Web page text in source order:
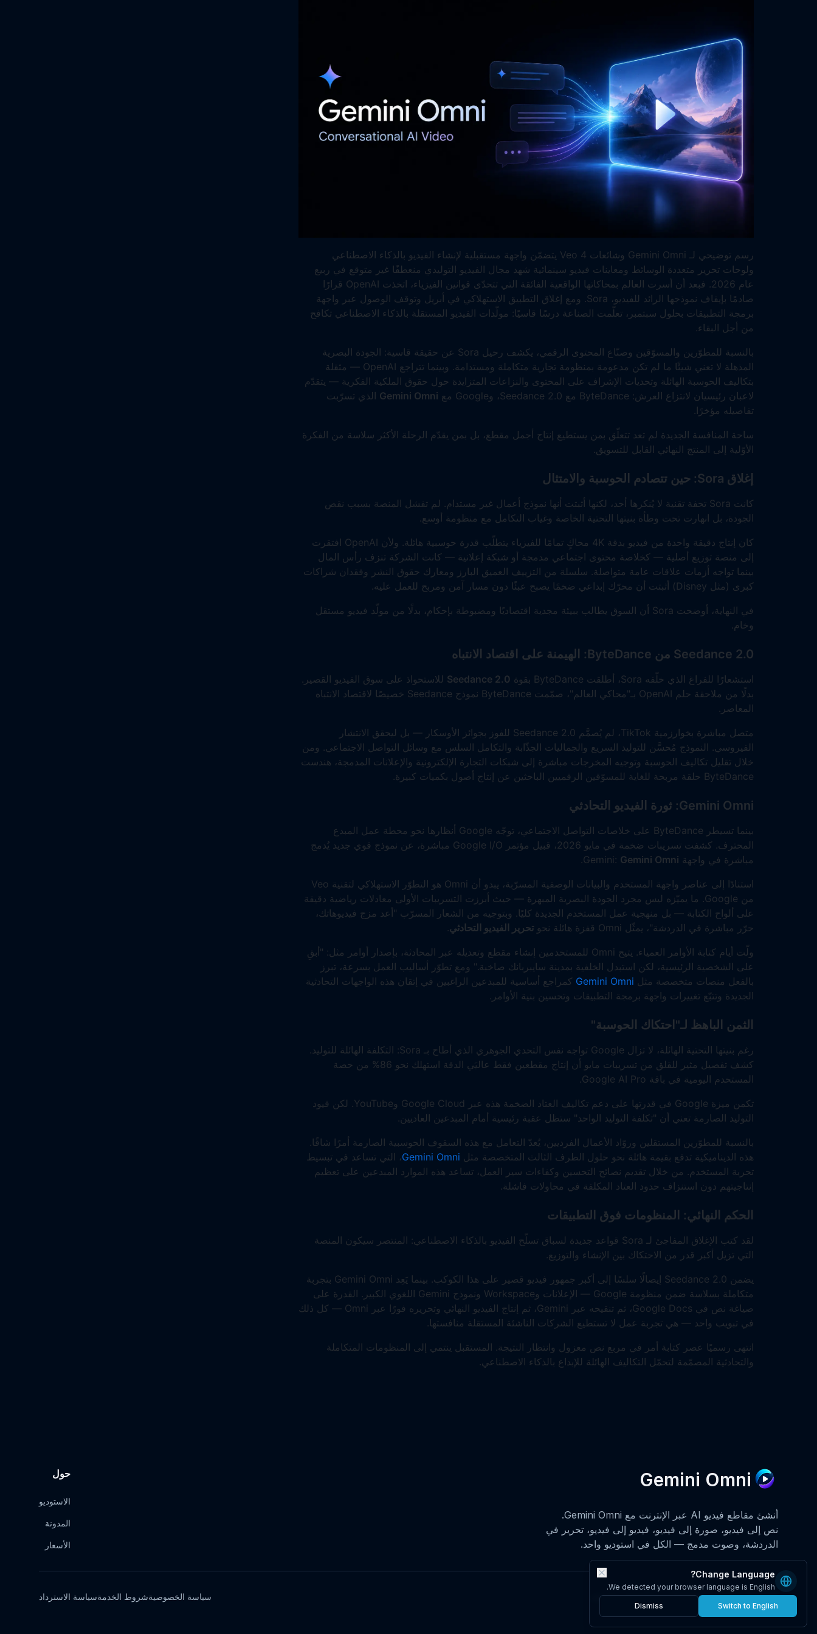
رسم توضيحي لـ Gemini Omni وشائعات Veo 4 يتضمّن واجهة مستقبلية لإنشاء الفيديو بالذكاء الاصطناعي
ولوحات تحرير متعددة الوسائط ومعاينات فيديو سينمائية شهد مجال الفيديو التوليدي منعطفًا غير متوقع في ربيع
عام 2026. فبعد أن أسرت العالم بمحاكاتها الواقعية الفائقة التي تتحدّى قوانين الفيزياء، اتخذت OpenAI قرارًا
صادمًا بإيقاف نموذجها الرائد للفيديو، Sora. ومع إغلاق التطبيق الاستهلاكي في أبريل وتوقف الوصول عبر واجهة
برمجة التطبيقات بحلول سبتمبر، تعلّمت الصناعة درسًا قاسيًا: مولّدات الفيديو المستقلة بالذكاء الاصطناعي تكافح
من أجل البقاء.
بالنسبة للمطوّرين والمسوّقين وصنّاع المحتوى الرقمي، يكشف رحيل Sora عن حقيقة قاسية: الجودة البصرية
المذهلة لا تعني شيئًا ما لم تكن مدعومة بمنظومة تجارية متكاملة ومستدامة. وبينما تتراجع OpenAI — مثقلة
بتكاليف الحوسبة الهائلة وتحديات الإشراف على المحتوى والنزاعات المتزايدة حول حقوق الملكية الفكرية — يتقدّم
لاعبان رئيسيان لانتزاع العرش: ByteDance مع Seedance 2.0، وGoogle مع
Gemini Omni الذي تسرّبت
تفاصيله مؤخرًا.
ساحة المنافسة الجديدة لم تعد تتعلّق بمن يستطيع إنتاج أجمل مقطع، بل بمن يقدّم الرحلة الأكثر سلاسة من الفكرة
الأوّلية إلى المنتج النهائي القابل للتسويق.
إغلاق Sora: حين تتصادم الحوسبة والامتثال
كانت Sora تحفة تقنية لا يُنكرها أحد، لكنها أثبتت أنها نموذج أعمال غير مستدام. لم تفشل المنصة بسبب نقص
الجودة، بل انهارت تحت وطأة بنيتها التحتية الخاصة وغياب التكامل مع منظومة أوسع.
كان إنتاج دقيقة واحدة من فيديو بدقة 4K محاكٍ تمامًا للفيزياء يتطلّب قدرة حوسبية هائلة. ولأن OpenAI افتقرت
إلى منصة توزيع أصلية — كخلاصة محتوى اجتماعي مدمجة أو شبكة إعلانية — كانت الشركة تنزف رأس المال
بينما تواجه أزمات علاقات عامة متواصلة. سلسلة من التزييف العميق البارز ومعارك حقوق النشر وفقدان شراكات
كبرى (مثل Disney) أثبتت أن محرّك إبداعي ضخمًا يصبح عبئًا دون مسار آمن ومربح للعمل عليه.
في النهاية، أوضحت Sora أن السوق يطالب ببيئة مجدية اقتصاديًا ومضبوطة بإحكام، بدلًا من مولّد فيديو مستقل
وخام.
Seedance 2.0 من ByteDance: الهيمنة على اقتصاد الانتباه
استشعارًا للفراغ الذي خلّفه Sora، أطلقت ByteDance بقوة Seedance 2.0 للاستحواذ على سوق الفيديو القصير.
بدلًا من ملاحقة حلم OpenAI بـ"محاكي العالم"، صمّمت ByteDance نموذج Seedance خصيصًا لاقتصاد الانتباه
المعاصر.
متصل مباشرة بخوارزمية TikTok، لم يُصمَّم Seedance 2.0 للفوز بجوائز الأوسكار — بل ليحقق الانتشار
الفيروسي. النموذج مُحسَّن للتوليد السريع والجماليات الجذّابة والتكامل السلس مع وسائل التواصل الاجتماعي. ومن
خلال تقليل تكاليف الحوسبة وتوجيه المخرجات مباشرة إلى شبكات التجارة الإلكترونية والإعلانات المدمجة، هندست
ByteDance حلقة مربحة للغاية للمسوّقين الرقميين الباحثين عن إنتاج أصول بكميات كبيرة.
Gemini Omni: ثورة الفيديو التحادثي
بينما تسيطر ByteDance على خلاصات التواصل الاجتماعي، توجّه Google أنظارها نحو محطة عمل المبدع
المحترف. كشفت تسريبات ضخمة في مايو 2026، قبيل مؤتمر Google I/O مباشرة، عن نموذج قوي جديد يُدمج
مباشرة في واجهة Gemini: Gemini Omni
.
استنادًا إلى عناصر واجهة المستخدم والبيانات الوصفية المسرّبة، يبدو أن Omni هو التطوّر الاستهلاكي لتقنية Veo
من Google. ما يميّزه ليس مجرد الجودة البصرية المبهرة — حيث أبرزت التسريبات الأولى معادلات رياضية دقيقة
على ألواح الكتابة — بل منهجية عمل المستخدم الجديدة كليًا. وبتوجيه من الشعار المسرّب "أعد مزج فيديوهاتك،
حرّر مباشرة في الدردشة"، يمثّل Omni قفزة هائلة نحو
تحرير الفيديو التحادثي.
ولّت أيام كتابة الأوامر العمياء. يتيح Omni للمستخدمين إنشاء مقطع وتعديله عبر المحادثة، بإصدار أوامر مثل: "أبقِ
على الشخصية الرئيسية، لكن استبدل الخلفية بمدينة سايبربانك صاخبة." ومع تطوّر أساليب العمل بسرعة، تبرز
بالفعل منصات متخصصة مثل Gemini Omni كمراجع أساسية للمبدعين الراغبين في إتقان هذه الواجهات التحادثية
الجديدة وتتبّع تغييرات واجهة برمجة التطبيقات وتحسين بنية الأوامر.
الثمن الباهظ لـ"احتكاك الحوسبة"
رغم بنيتها التحتية الهائلة، لا تزال Google تواجه نفس التحدي الجوهري الذي أطاح بـ Sora: التكلفة الهائلة للتوليد.
كشف تفصيل مثير للقلق من تسريبات مايو أن إنتاج مقطعين فقط عاليَي الدقة استهلك نحو 86% من حصة
المستخدم اليومية في باقة Google AI Pro.
تكمن ميزة Google في قدرتها على دعم تكاليف العتاد الضخمة هذه عبر Google Cloud وYouTube. لكن قيود
التوليد الصارمة تعني أن "تكلفة التوليد الواحد" ستظل عقبة رئيسية أمام المبدعين العاديين.
بالنسبة للمطوّرين المستقلين وروّاد الأعمال الفرديين، يُعدّ التعامل مع هذه السقوف الحوسبية الصارمة أمرًا شاقًا.
هذه الديناميكية تدفع بقيمة هائلة نحو حلول الطرف الثالث المتخصصة مثل Gemini Omni، التي تساعد في تبسيط
تجربة المستخدم. من خلال تقديم نصائح التحسين وكفاءات سير العمل، تساعد هذه الموارد المبدعين على تعظيم
إنتاجيتهم دون استنزاف حدود العتاد المكلفة في محاولات فاشلة.
الحكم النهائي: المنظومات فوق التطبيقات
لقد كتب الإغلاق المفاجئ لـ Sora قواعد جديدة لسباق تسلّح الفيديو بالذكاء الاصطناعي: المنتصر سيكون المنصة
التي تزيل أكبر قدر من الاحتكاك بين الإنشاء والتوزيع.
يضمن Seedance 2.0 إيصالًا سلسًا إلى أكبر جمهور فيديو قصير على هذا الكوكب. بينما يَعِد Gemini Omni بتجربة
متكاملة بسلاسة ضمن منظومة Google — الإعلانات وWorkspace ونموذج Gemini اللغوي الكبير. القدرة على
صياغة نص في Google Docs، ثم تنقيحه عبر Gemini، ثم إنتاج الفيديو النهائي وتحريره فورًا عبر Omni — كل ذلك
في تبويب واحد — هي تجربة عمل لا تستطيع الشركات الناشئة المستقلة منافستها.
انتهى رسميًا عصر كتابة أمر في مربع نص معزول وانتظار النتيجة. المستقبل ينتمي إلى المنظومات المتكاملة
والتحادثية المصمّمة لتحمّل التكاليف الهائلة للإبداع بالذكاء الاصطناعي.
Gemini Omni
أنشئ مقاطع فيديو AI عبر الإنترنت مع Gemini Omni.
نص إلى فيديو، صورة إلى فيديو، فيديو إلى فيديو، تحرير في
الدردشة، وصوت مدمج — الكل في استوديو واحد.
حول
الاستوديو
المدونة
الأسعار
© 2026 • GeminiOmni.co جميع الحقوق محفوظة. سياسة الخصوصيةشروط الخدمةسياسة الاسترداد
Change Language?
We detected your browser language is English.
Switch to English
Dismiss